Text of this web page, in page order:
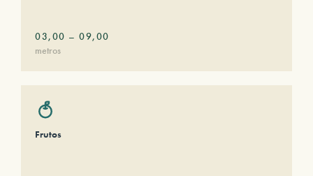
03,00 – 09,00
metros
Frutos